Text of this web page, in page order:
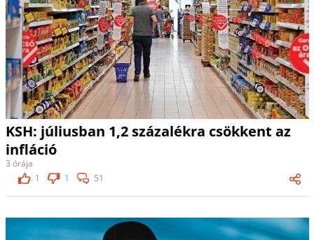
KSH: júliusban 1,2 százalékra csökkent az
infláció
3 órája
1
1 51